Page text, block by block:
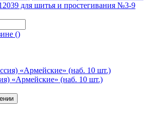
для шитья и простегивания №3-9
()
«Армейские» (наб. 10 шт.)